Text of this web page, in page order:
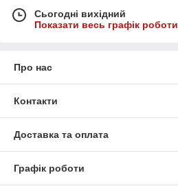
Сьогодні вихідний
Показати весь графік роботи
Про нас
Контакти
Доставка та оплата
Графік роботи